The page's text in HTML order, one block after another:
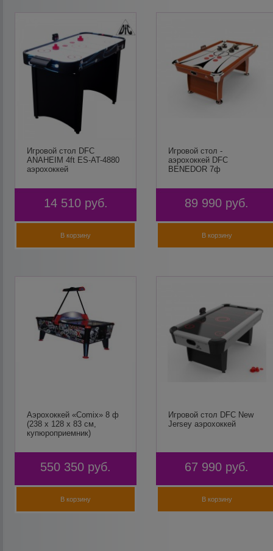
Игровой стол DFC
ANAHEIM 4ft ES-AT-4880
аэрохоккей
14 510 руб.
В корзину
Игровой стол -
аэрохоккей DFC
BENEDOR 7ф
89 990 руб.
В корзину
Аэрохоккей «Comix» 8 ф
(238 х 128 х 83 см,
купюроприемник)
550 350 руб.
В корзину
Игровой стол DFC New
Jersey аэрохоккей
67 990 руб.
В корзину